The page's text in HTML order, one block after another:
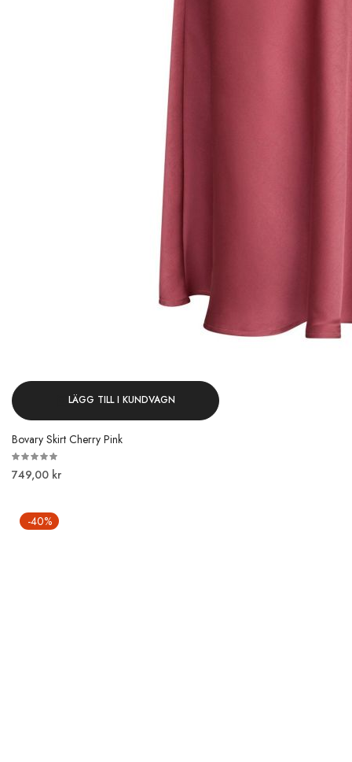
LÄGG TILL I KUNDVAGN
Bovary Skirt Cherry Pink
749,00 kr
-40%